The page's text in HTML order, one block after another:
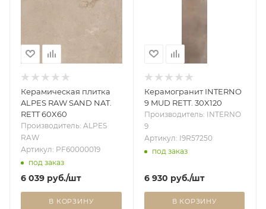
Керамическая плитка
ALPES RAW SAND NAT.
RETT 60X60
Производитель: ALPES
RAW
Артикул: PF60000019
под заказ
6 039 руб./шт
В КОРЗИНУ
Керамогранит INTERNO
9 MUD RETT. 30X120
Производитель: INTERNO
9
Артикул: I9R57250
под заказ
6 930 руб./шт
В КОРЗИНУ